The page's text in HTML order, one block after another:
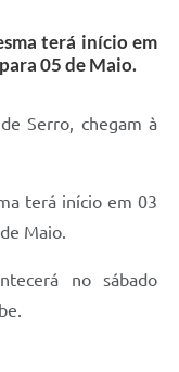
terá início em
05 de Maio.
Serro, chegam à
terá início em 03
Maio.
no sábado